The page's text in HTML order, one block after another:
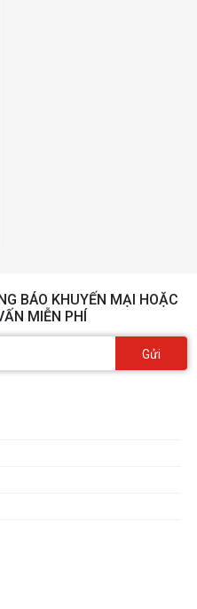
BÁO KHUYẾN MẠI HOẶC
MIỄN PHÍ
Gửi